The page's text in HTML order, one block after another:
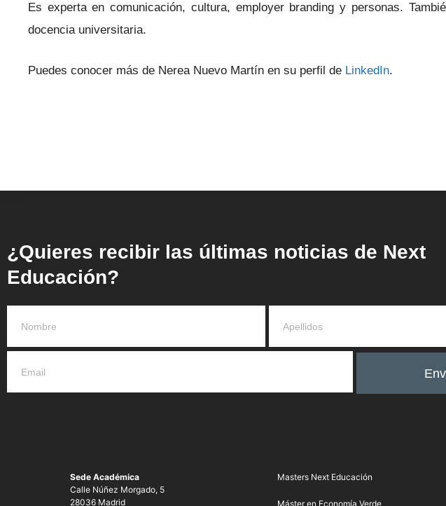
Es experta en comunicación, cultura, employer branding y personas.
docencia universitaria.
Puedes conocer más de Nerea Nuevo Martín en su perfil de LinkedIn.
¿Quieres recibir las últimas noticias de Next
Educación?
Sede Académica
Calle Núñez Morgado, 5
28036 Madrid
Masters Next Educación
Máster en Economía Verde